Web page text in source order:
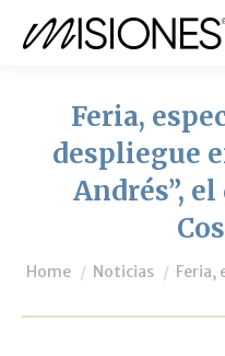
Feria,
despliegue
Andrés”,
You are here:
Home Noticias Feria,